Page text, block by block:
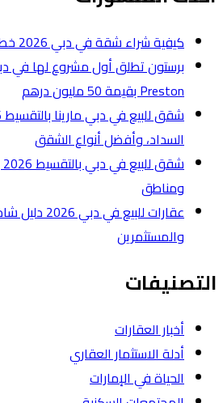
برستون تطلق أول مشروع لها في دبي الجنوب: One by
شقق للبيع في دبي مارينا بالتقسيط 2026: الأسعار، خطط
شقق للبيع في دبي بالتقسيط 2026 | خطط سداد وأسعار
عقارات للبيع في دبي 2026 دليل شامل للمشترين